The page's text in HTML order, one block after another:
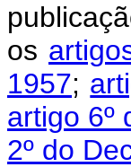
os
1957;
artigo 6º
2º do